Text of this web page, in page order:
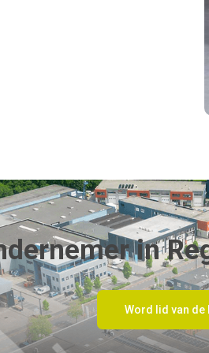
in
Word lid van de